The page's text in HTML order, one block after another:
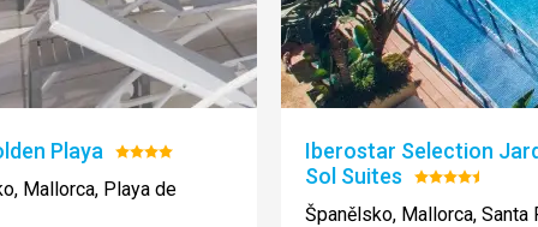
Playa Hodnocení:
4/5
Mallorca, Playa de
Iberostar Selection
Sol Suites Hodnocení:
4.5/5
Španělsko, Mallorca, Santa